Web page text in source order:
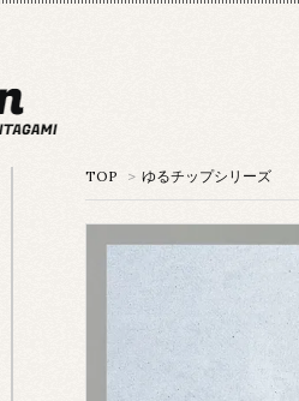
TOP > ゆるチップシリーズ